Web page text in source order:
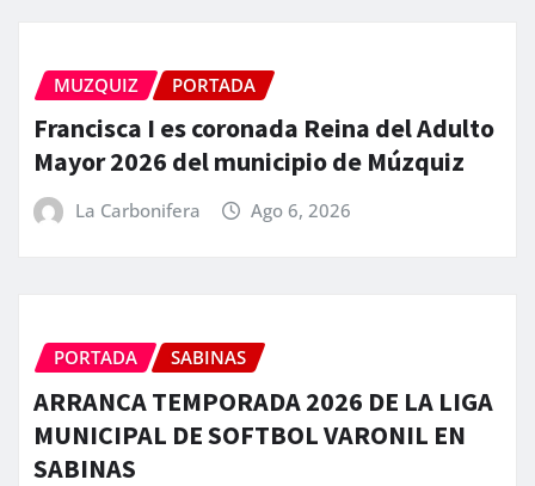
MUZQUIZ PORTADA
Francisca I es coronada Reina del Adulto
Mayor 2026 del municipio de Múzquiz
La Carbonifera Ago 6, 2026
PORTADA SABINAS
ARRANCA TEMPORADA 2026 DE LA LIGA
MUNICIPAL DE SOFTBOL VARONIL EN
SABINAS